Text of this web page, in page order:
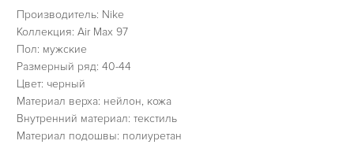
Производитель: Nike
Коллекция: Air Max 97
Пол: мужские
Размерный ряд: 40-44
Цвет: черный
Материал верха: нейлон, кожа
Внутренний материал: текстиль
Материал подошвы: полиуретан